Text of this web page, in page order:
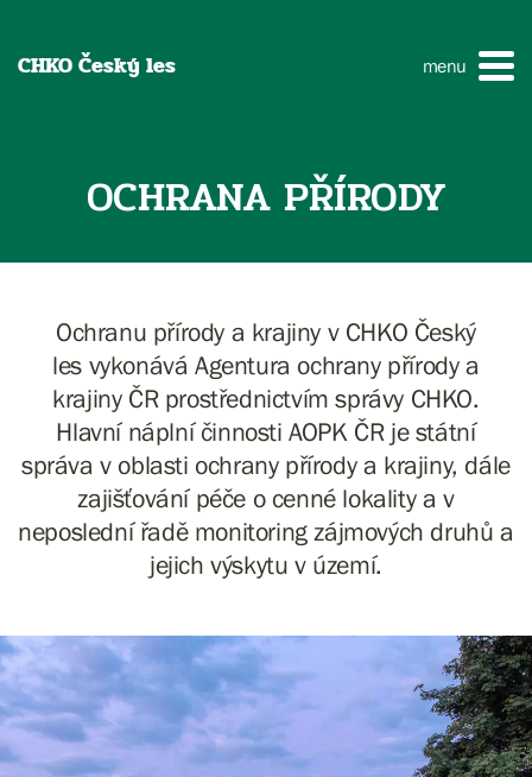
CHKO Český les menu
OCHRANA PŘÍRODY
Ochranu přírody a krajiny v CHKO Český
les vykonává Agentura ochrany přírody a
krajiny ČR prostřednictvím správy CHKO.
Hlavní náplní činnosti AOPK ČR je státní
správa v oblasti ochrany přírody a krajiny, dále
zajišťování péče o cenné lokality a v
neposlední řadě monitoring zájmových druhů a
jejich výskytu v území.